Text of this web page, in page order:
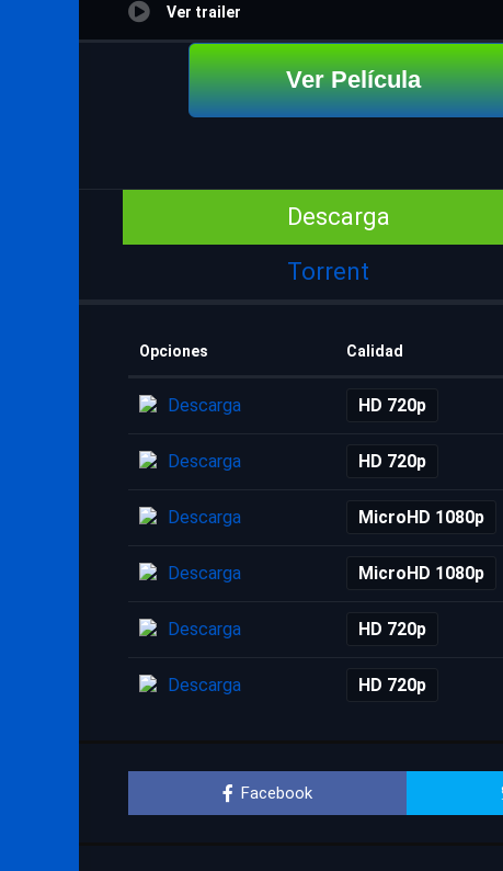
Ver trailer
Ver Película
Descarga
Torrent
Opciones Calidad
Descarga HD 720p
Descarga HD 720p
Descarga MicroHD 1080p
Descarga MicroHD 1080p
Descarga HD 720p
Descarga HD 720p
Facebook